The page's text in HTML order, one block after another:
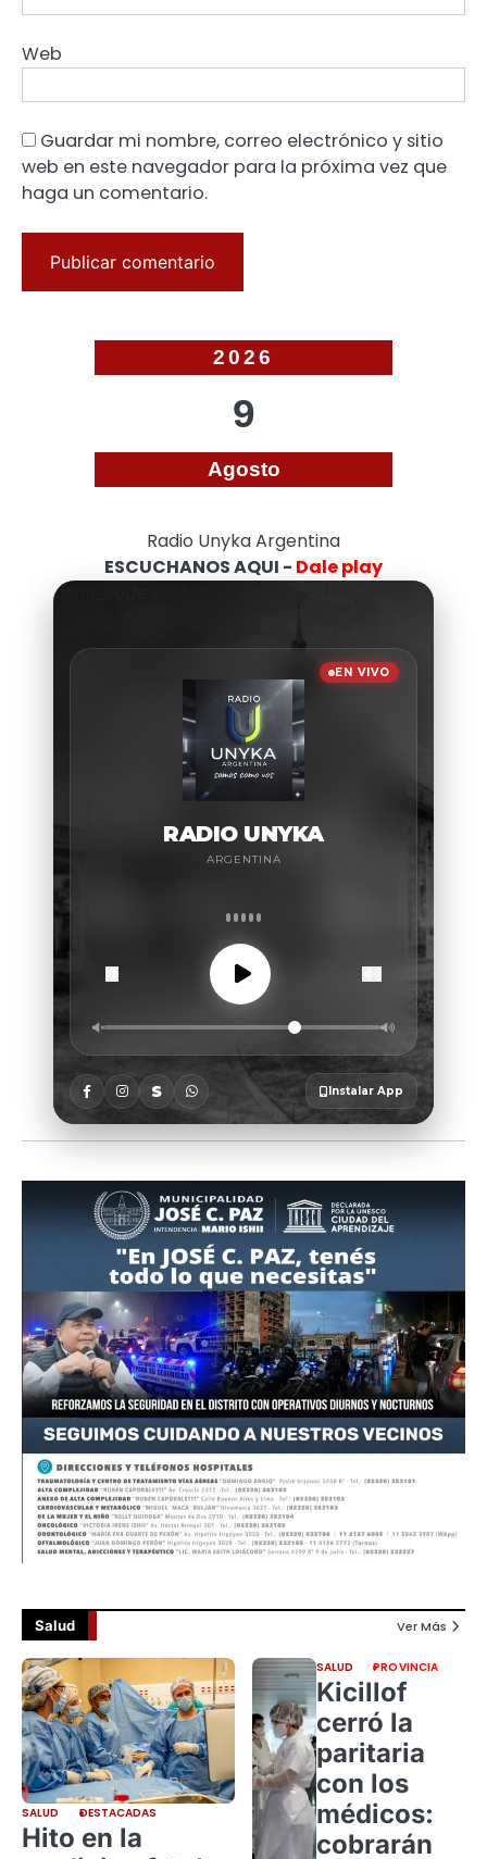
Web
Guardar mi nombre, correo electrónico y sitio
web en este navegador para la próxima vez que
haga un comentario.
2026
9
Agosto
Radio Unyka Argentina
ESCUCHANOS AQUI - Dale play
Salud Ver Más
SALUD DESTACADAS
Hito en la
SALUD PROVINCIA
Kicillof
cerró la
paritaria
con los
médicos:
cobrarán